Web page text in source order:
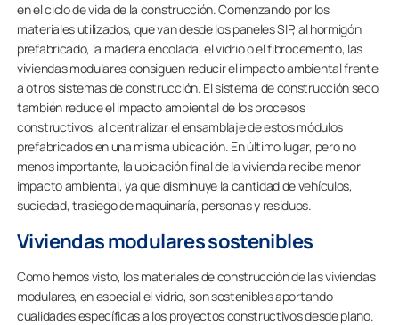
en el ciclo de vida de la construcción. Comenzando por los
materiales utilizados, que van desde los paneles SIP, al hormigón
prefabricado, la madera encolada, el vidrio o el fibrocemento, las
viviendas modulares consiguen reducir el impacto ambiental frente
a otros sistemas de construcción. El sistema de construcción seco,
también reduce el impacto ambiental de los procesos
constructivos, al centralizar el ensamblaje de estos módulos
prefabricados en una misma ubicación. En último lugar, pero no
menos importante, la ubicación final de la vivienda recibe menor
impacto ambiental, ya que disminuye la cantidad de vehículos,
suciedad, trasiego de maquinaría, personas y residuos.
Viviendas modulares sostenibles
Como hemos visto, los materiales de construcción de las viviendas
modulares, en especial el vidrio, son sostenibles aportando
cualidades específicas a los proyectos constructivos desde plano.